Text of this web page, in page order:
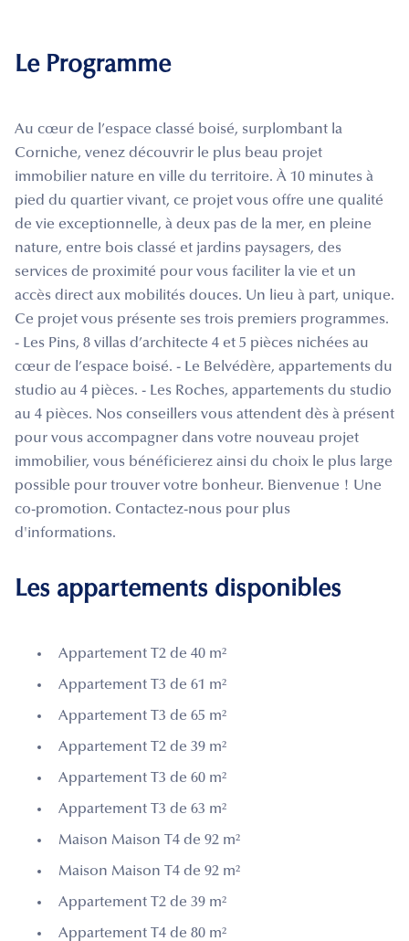
Le Programme
Au cœur de l’espace classé boisé, surplombant la
Corniche, venez découvrir le plus beau projet
immobilier nature en ville du territoire. À 10 minutes à
pied du quartier vivant, ce projet vous offre une qualité
de vie exceptionnelle, à deux pas de la mer, en pleine
nature, entre bois classé et jardins paysagers, des
services de proximité pour vous faciliter la vie et un
accès direct aux mobilités douces. Un lieu à part, unique.
Ce projet vous présente ses trois premiers programmes.
- Les Pins, 8 villas d’architecte 4 et 5 pièces nichées au
cœur de l’espace boisé. - Le Belvédère, appartements du
studio au 4 pièces. - Les Roches, appartements du studio
au 4 pièces. Nos conseillers vous attendent dès à présent
pour vous accompagner dans votre nouveau projet
immobilier, vous bénéficierez ainsi du choix le plus large
possible pour trouver votre bonheur. Bienvenue ! Une
co-promotion. Contactez-nous pour plus
d'informations.
Les appartements disponibles
Appartement T2 de 40 m²
Appartement T3 de 61 m²
Appartement T3 de 65 m²
Appartement T2 de 39 m²
Appartement T3 de 60 m²
Appartement T3 de 63 m²
Maison Maison T4 de 92 m²
Maison Maison T4 de 92 m²
Appartement T2 de 39 m²
Appartement T4 de 80 m²